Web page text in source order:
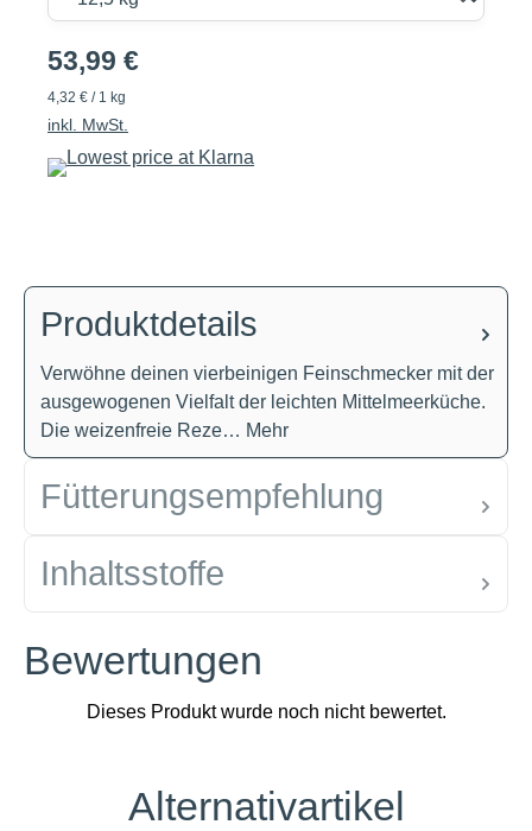
53,99 €
4,32 € / 1 kg
inkl. MwSt.
Produktdetails
Verwöhne deinen vierbeinigen Feinschmecker mit der
ausgewogenen Vielfalt der leichten Mittelmeerküche.
Die weizenfreie Reze… Mehr
Fütterungsempfehlung
Inhaltsstoffe
Bewertungen
Produktgalerie überspringen
Alternativartikel